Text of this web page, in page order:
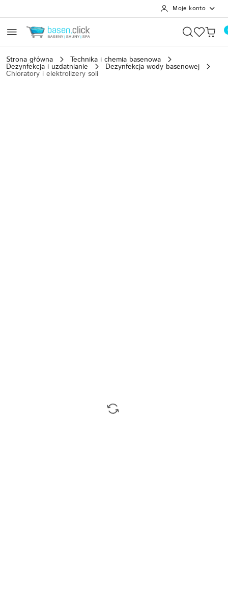
Moje konto
Strona główna Technika i chemia basenowa
Dezynfekcja i uzdatnianie Dezynfekcja wody basenowej
Chloratory i elektrolizery soli